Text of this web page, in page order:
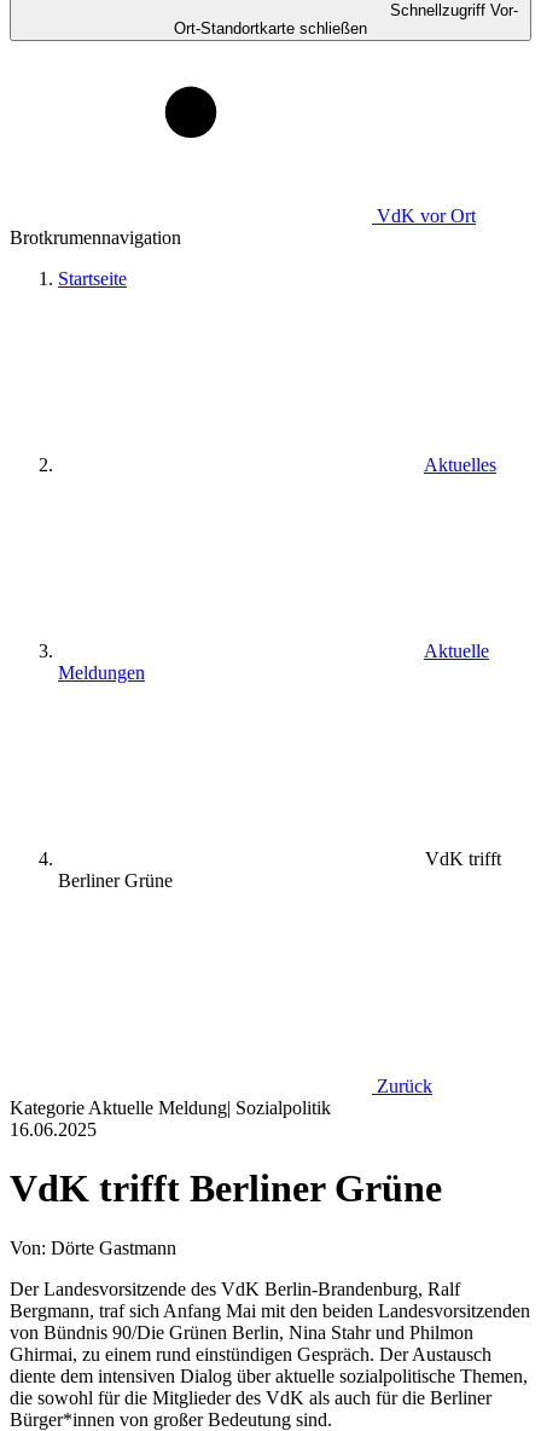
Schnellzugriff Vor-
Ort-Standortkarte schließen
VdK vor Ort
Brotkrumennavigation
Startseite
Aktuelles
Aktuelle
Meldungen
VdK trifft
Berliner Grüne
Zurück
Kategorie Aktuelle Meldung| Sozialpolitik
16.06.2025
VdK trifft Berliner Grüne
Von: Dörte Gastmann
Der Landesvorsitzende des VdK Berlin-Brandenburg, Ralf
Bergmann, traf sich Anfang Mai mit den beiden Landesvorsitzenden
von Bündnis 90/Die Grünen Berlin, Nina Stahr und Philmon
Ghirmai, zu einem rund einstündigen Gespräch. Der Austausch
diente dem intensiven Dialog über aktuelle sozialpolitische Themen,
die sowohl für die Mitglieder des VdK als auch für die Berliner
Bürger*innen von großer Bedeutung sind.